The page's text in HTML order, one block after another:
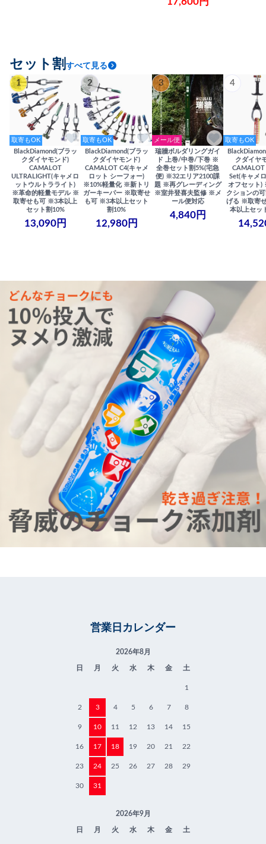
17,600円
セット割 すべて見る
1
取寄もOK
BlackDiamond(ブラッ
クダイヤモンド)
CAMALOT
ULTRALIGHT(キャメロ
ットウルトラライト)
※革命的軽量モデル ※
取寄せも可 ※3本以上
セット割10%
13,090円
2
取寄もOK
BlackDiamond(ブラッ
クダイヤモンド)
CAMALOT C4(キャメ
ロット シーフォー)
※10%軽量化 ※新トリ
ガーキーパー ※取寄せ
も可 ※3本以上セット
割10%
12,980円
3
メール便
瑞牆ボルダリングガイ
ド 上巻/中巻/下巻 ※
全巻セット割5%(宅急
便) ※32エリア2100課
題 ※再グレーディング
※室井登喜夫監修 ※メ
ール便対応
4,840円
4
取寄もOK
クダイヤ
Set(キャメ
オフセット)
クションの
げる ※取寄
本以上セッ
営業日カレンダー
2026年8月
日 月 火 水 木 金 土
1
2 3 4 5 6 7 8
9 10 11 12 13 14 15
16 17 18 19 20 21 22
23 24 25 26 27 28 29
30 31
2026年9月
日 月 火 水 木 金 土